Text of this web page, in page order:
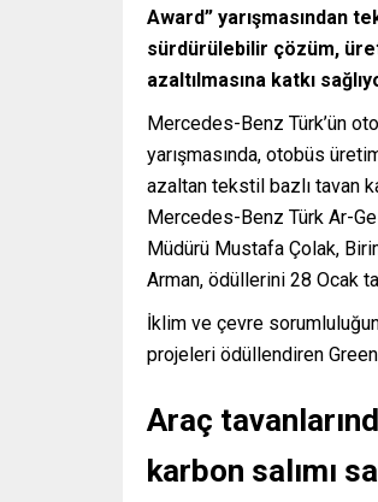
Award” yarışmasından
sürdürülebilir çözüm,
azaltılmasına katkı
Mercedes-Benz Türk’ün
yarışmasında, otobüs
azaltan tekstil bazlı tavan
Mercedes-Benz Türk Ar-
Müdürü Mustafa Çolak,
Arman, ödüllerini 28 Ocak
İklim ve çevre
projeleri ödüllendiren Green
Araç
karbon salımı